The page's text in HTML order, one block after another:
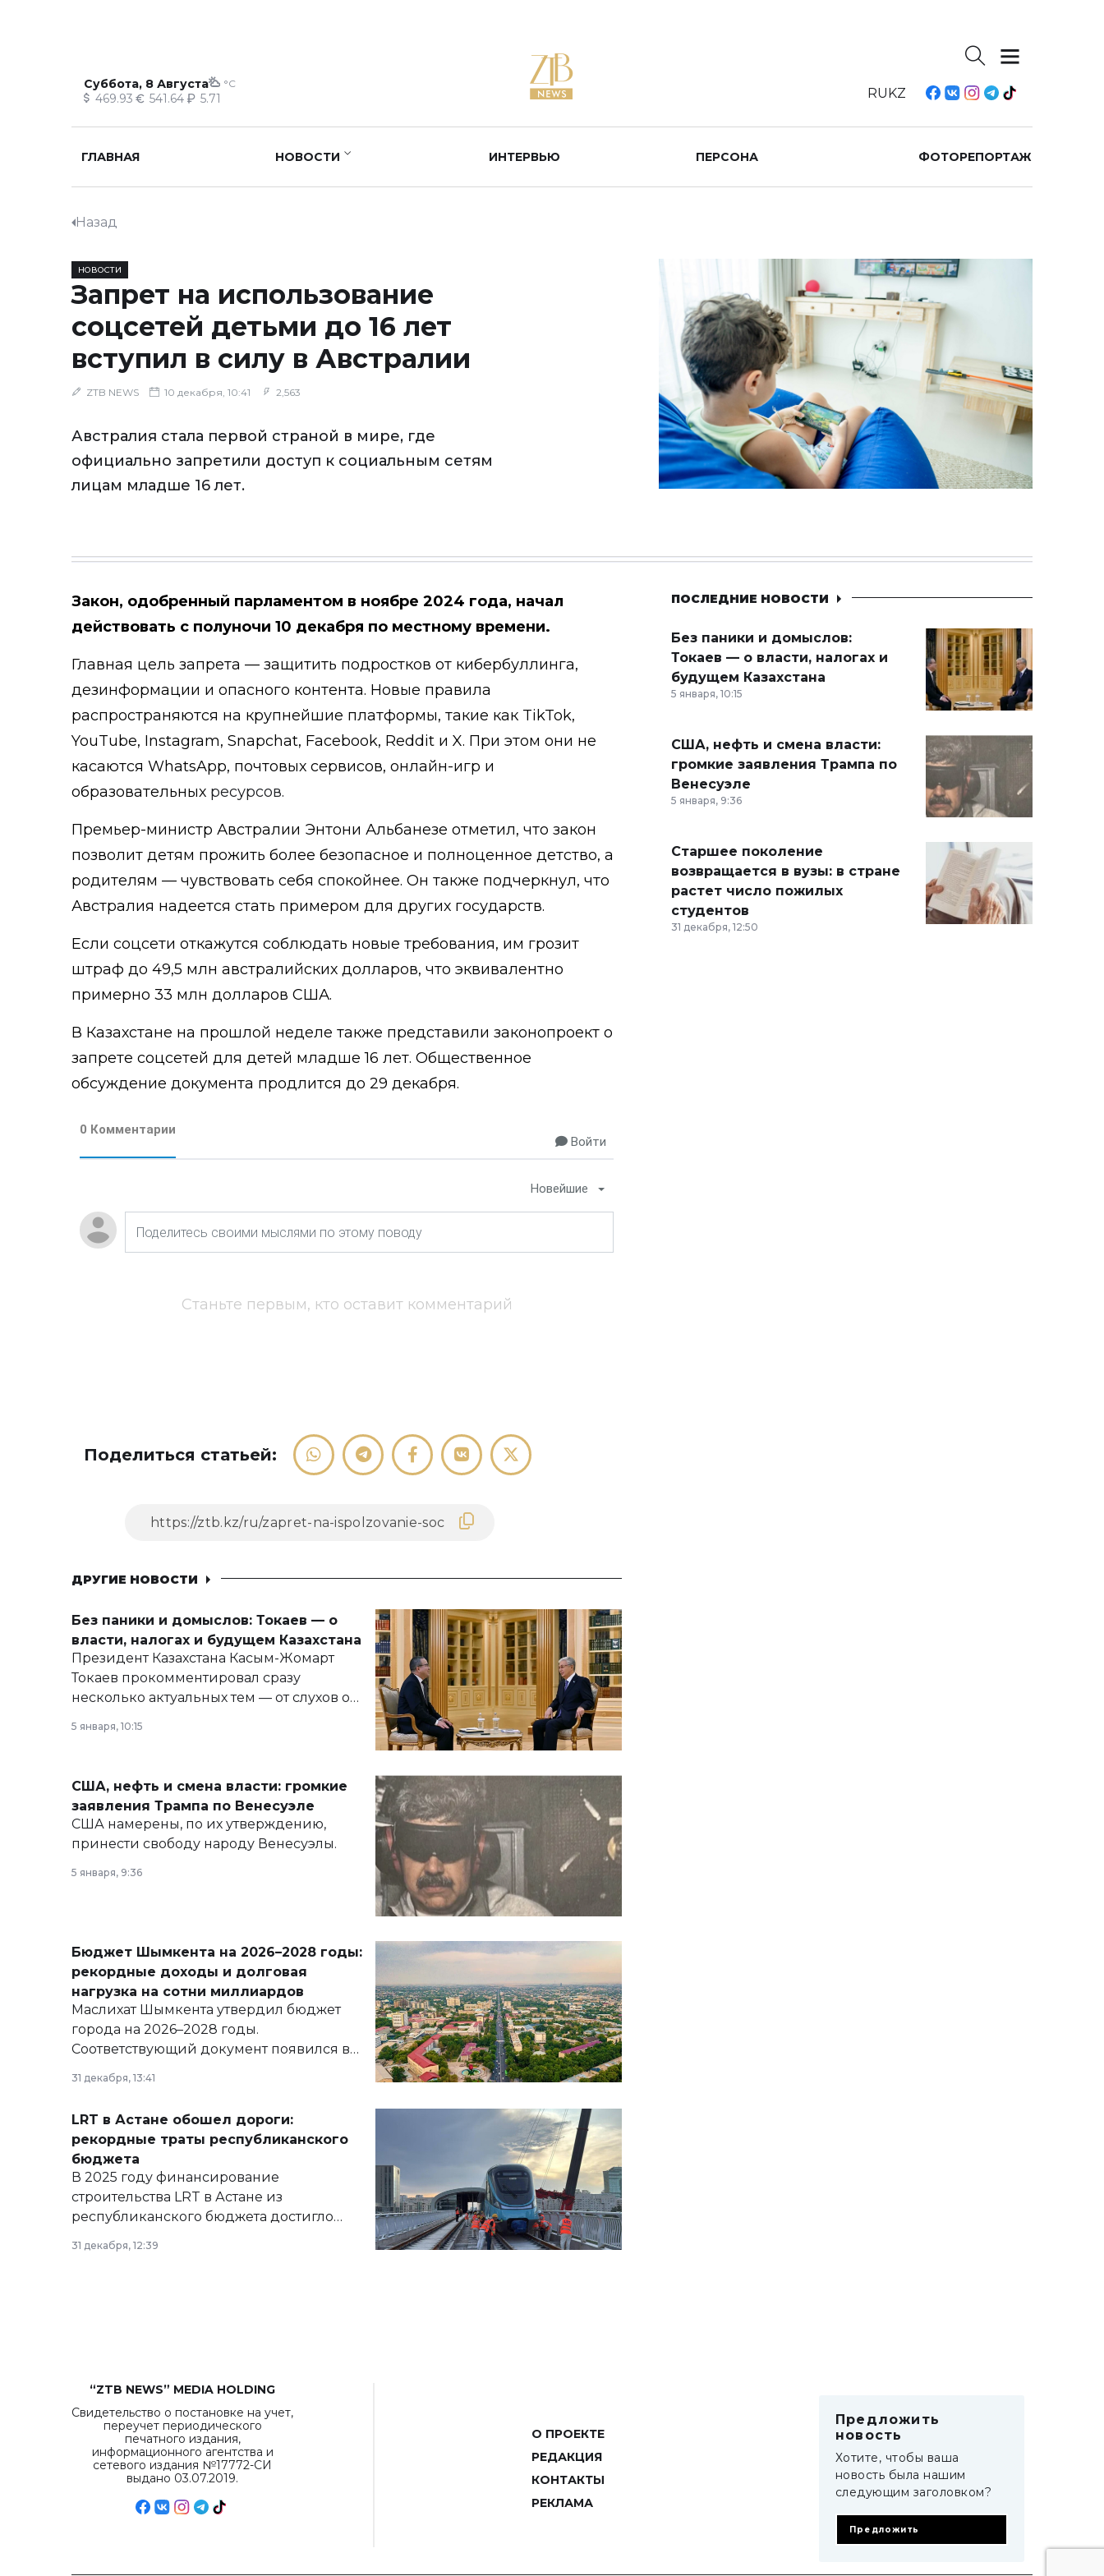
Суббота, 8 Августа °C
469.93 541.64 5.71 RUKZ
ГЛАВНАЯ НОВОСТИ ИНТЕРВЬЮ ПЕРСОНА ФОТОРЕПОРТАЖ
Назад
НОВОСТИ
Запрет на использование
соцсетей детьми до 16 лет
вступил в силу в Австралии
ZTB NEWS 10 декабря, 10:41 2,563
Австралия стала первой страной в мире, где
официально запретили доступ к социальным сетям
лицам младше 16 лет.
Закон, одобренный парламентом в ноябре 2024 года, начал
действовать с полуночи 10 декабря по местному времени.
Главная цель запрета — защитить подростков от кибербуллинга,
дезинформации и опасного контента. Новые правила
распространяются на крупнейшие платформы, такие как TikTok,
YouTube, Instagram, Snapchat, Facebook, Reddit и X. При этом они не
касаются WhatsApp, почтовых сервисов, онлайн-игр и
образовательных ресурсов.
Премьер-министр Австралии Энтони Альбанезе отметил, что закон
позволит детям прожить более безопасное и полноценное детство, а
родителям — чувствовать себя спокойнее. Он также подчеркнул, что
Австралия надеется стать примером для других государств.
Если соцсети откажутся соблюдать новые требования, им грозит
штраф до 49,5 млн австралийских долларов, что эквивалентно
примерно 33 млн долларов США.
В Казахстане на прошлой неделе также представили законопроект о
запрете соцсетей для детей младше 16 лет. Общественное
обсуждение документа продлится до 29 декабря.
0 Комментарии
Войти
Новейшие
Станьте первым, кто оставит комментарий
Поделиться статьей:
ДРУГИЕ НОВОСТИ
Без паники и домыслов: Токаев — о
власти, налогах и будущем Казахстана
Президент Казахстана Касым-Жомарт
Токаев прокомментировал сразу
несколько актуальных тем — от слухов о
армии, экономики и личного здоровья.
5 января, 10:15
США, нефть и смена власти: громкие
заявления Трампа по Венесуэле
США намерены, по их утверждению,
принести свободу народу Венесуэлы.
5 января, 9:36
Бюджет Шымкента на 2026–2028 годы:
рекордные доходы и долговая
нагрузка на сотни миллиардов
Маслихат Шымкента утвердил бюджет
города на 2026–2028 годы.
Соответствующий документ появился в
базе нормативных правовых актов и на
сайте маслихат города.
31 декабря, 13:41
LRT в Астане обошел дороги:
рекордные траты республиканского
бюджета
В 2025 году финансирование
строительства LRT в Астане из
республиканского бюджета достигло
рекордных объемов.
31 декабря, 12:39
ПОСЛЕДНИЕ НОВОСТИ
Без паники и домыслов:
Токаев — о власти, налогах и
будущем Казахстана
5 января, 10:15
США, нефть и смена власти:
громкие заявления Трампа по
Венесуэле
5 января, 9:36
Старшее поколение
возвращается в вузы: в стране
растет число пожилых
студентов
31 декабря, 12:50
“ZTB NEWS” MEDIA HOLDING
Свидетельство о постановке на учет,
переучет периодического
печатного издания,
информационного агентства и
сетевого издания №17772-СИ
выдано 03.07.2019.
О ПРОЕКТЕ
РЕДАКЦИЯ
КОНТАКТЫ
РЕКЛАМА
Предложить
новость
Хотите, чтобы ваша
новость была нашим
следующим заголовком?
Предложить